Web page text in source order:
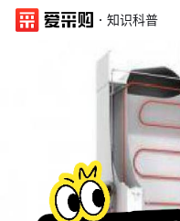
· 知识科普